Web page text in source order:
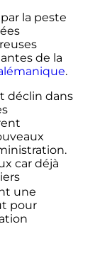
la peste
de la
.
déclin dans
car déjà
une
pour